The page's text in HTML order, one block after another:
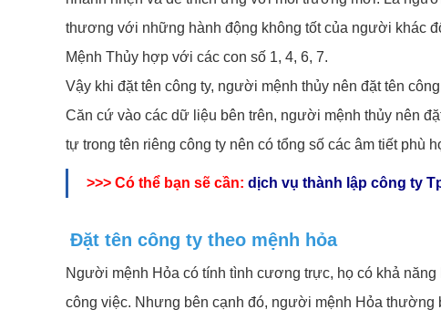
thương với những hành động không tốt của người khác
Mệnh Thủy hợp với các con số 1, 4, 6, 7.
Vậy khi đặt tên công ty, người mệnh thủy nên đặt tên
Căn cứ vào các dữ liệu bên trên, người mệnh thủy nên
tự trong tên riêng công ty nên có tổng số các âm tiết phù
>>> Có thể bạn sẽ cần: dịch vụ thành lập công ty
Đặt tên công ty theo mệnh hỏa
Người mệnh Hỏa có tính tình cương trực, họ có khả
công việc. Nhưng bên cạnh đó, người mệnh Hỏa thường